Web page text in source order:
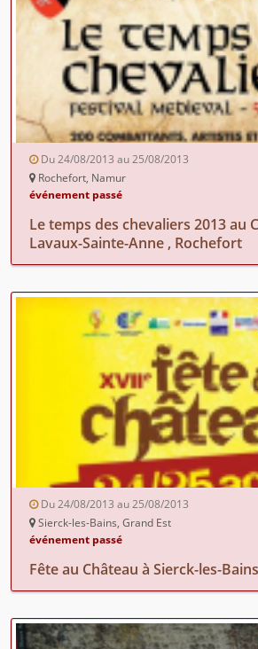
Du 24/08/2013 au 25/08/2013
Rochefort, Namur
événement passé
Le temps des chevaliers 2013 au
Lavaux-Sainte-Anne , Rochefort
Du 24/08/2013 au 25/08/2013
Sierck-les-Bains, Grand Est
événement passé
Fête au Château à Sierck-les-Bains